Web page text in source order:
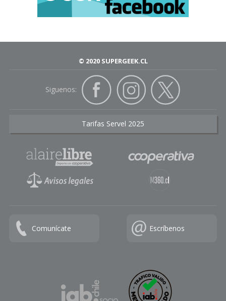
© 2020 SUPERGEEK.CL
Siguenos:
Tarifas Servel 2025
Comunícate Escríbenos